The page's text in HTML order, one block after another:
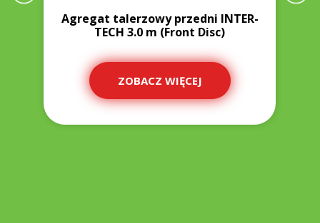
Agregat talerzowy przedni INTER-
TECH 3.0 m (Front Disc)
ZOBACZ WIĘCEJ